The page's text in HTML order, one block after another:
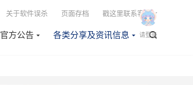
官方公告 各类分享及资讯信息 
关于软件误杀 页面存档 戳这里联系客服
请登录